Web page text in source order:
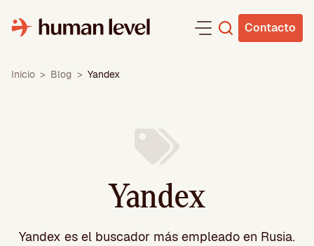
contenido
Contacto
Inicio > Blog > Yandex
Yandex
Yandex es el buscador más empleado en Rusia.